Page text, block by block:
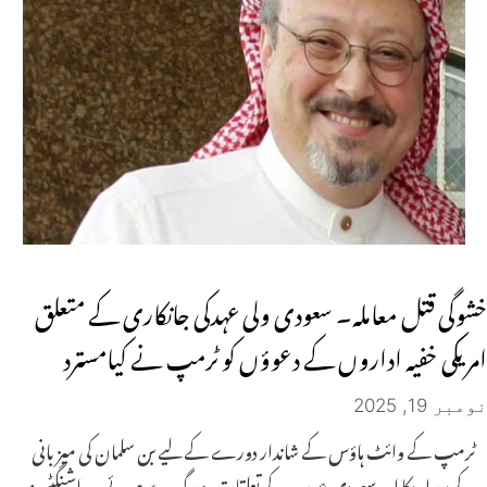
خشوگی قتل معاملہ۔ سعودی ولی عہدکی جانکاری کے متعلق
امریکی خفیہ اداروں کے دعوؤں کو ٹرمپ نے کیامسترد
نومبر 19, 2025
ٹرمپ کے وائٹ ہاؤس کے شاندار دورے کے لیے بن سلمان کی میزبانی